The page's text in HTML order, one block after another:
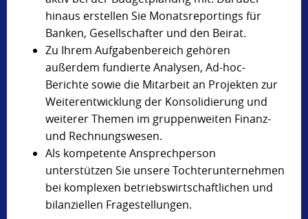
hinaus erstellen Sie Monatsreportings für
Banken, Gesellschafter und den Beirat.
Zu Ihrem Aufgabenbereich gehören
außerdem fundierte Analysen, Ad-hoc-
Berichte sowie die Mitarbeit an Projekten zur
Weiterentwicklung der Konsolidierung und
weiterer Themen im gruppenweiten Finanz-
und Rechnungswesen.
Als kompetente Ansprechperson
unterstützen Sie unsere Tochterunternehmen
bei komplexen betriebswirtschaftlichen und
bilanziellen Fragestellungen.